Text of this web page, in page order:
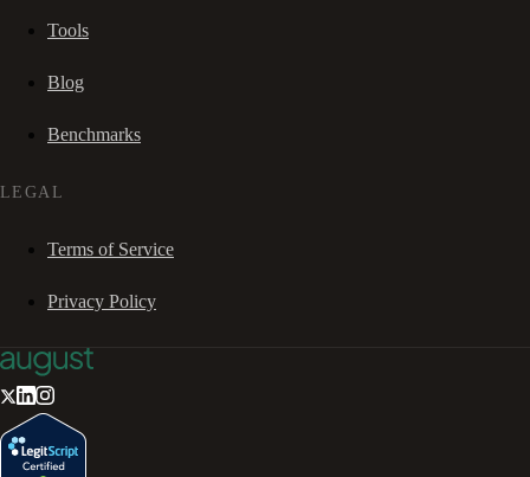
Tools
Blog
Benchmarks
LEGAL
Terms of Service
Privacy Policy